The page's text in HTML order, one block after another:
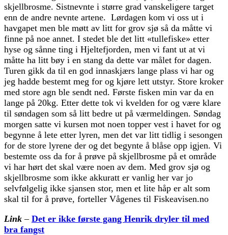
skjellbrosme. Sistnevnte i større grad vanskeligere target
enn de andre nevnte artene. Lørdagen kom vi oss ut i
havgapet men ble møtt av litt for grov sjø så da måtte vi
finne på noe annet. I stedet ble det litt «tullefiske» etter
hyse og sånne ting i Hjeltefjorden, men vi fant ut at vi
måtte ha litt bøy i en stang da dette var målet for dagen.
Turen gikk da til en god innaskjærs lange plass vi har og
jeg hadde bestemt meg for og kjøre lett utstyr. Store kroker
med store agn ble sendt ned. Første fisken min var da en
lange på 20kg. Etter dette tok vi kvelden for og være klare
til søndagen som så litt bedre ut på værmeldingen. Søndag
morgen satte vi kursen mot noen topper vest i havet for og
begynne å lete etter lyren, men det var litt tidlig i sesongen
for de store lyrene der og det begynte å blåse opp igjen. Vi
bestemte oss da for å prøve på skjellbrosme på et område
vi har hørt det skal være noen av dem. Med grov sjø og
skjellbrosme som ikke akkuratt er vanlig her var jo
selvfølgelig ikke sjansen stor, men et lite håp er alt som
skal til for å prøve, forteller Vågenes til Fiskeavisen.no
Link – Det er ikke første gang Henrik dryler til med
bra fangst